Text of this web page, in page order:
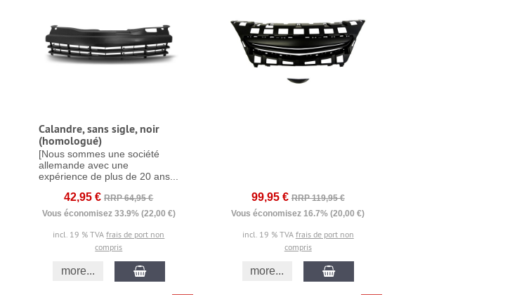
Calandre, sans sigle, noir
(homologué)
[Nous sommes une société
allemande avec une
expérience de plus de 20 ans...
42,95 € RRP 64,95 €
Vous économisez 33.9% (22,00 €)
incl. 19 % TVAfrais de port non
compris
more...
99,95 € RRP 119,95 €
Vous économisez 16.7% (20,00 €)
incl. 19 % TVA frais de port non
compris
more...